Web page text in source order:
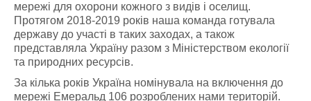
мережі для охорони кожного з видів і оселищ.
Протягом 2018-2019 років наша команда готувала
державу до участі в таких заходах, а також
представляла Україну разом з Міністерством екології
та природних ресурсів.
За кілька років Україна номінувала на включення до
мережі Емеральд 106 розроблених нами територій.